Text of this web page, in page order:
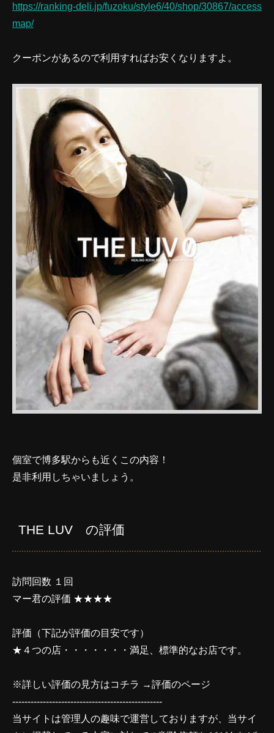
https://ranking-deli.jp/fuzoku/style6/40/shop/30867/access
map/
クーポンがあるので利用すればお安くなりますよ。
個室で博多駅からも近くこの内容！
是非利用しちゃいましょう。
THE LUV の評価
訪問回数 １回
マー君の評価 ★★★★
評価（下記が評価の目安です）
★４つの店・・・・・・・満足、標準的なお店です。
※詳しい評価の見方はコチラ →評価のページ
-------------------------------------------------
当サイトは管理人の趣味で運営しておりますが、当サイ